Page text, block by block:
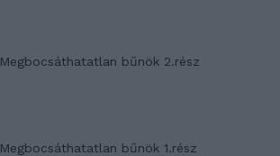
Megbocsáthatatlan bűnök 2.rész
Megbocsáthatatlan bűnök 1.rész